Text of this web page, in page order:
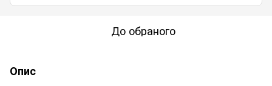
До обраного
Опис